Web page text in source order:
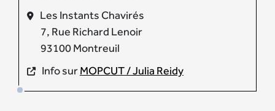
Les Instants Chavirés
7, Rue Richard Lenoir
93100 Montreuil
Info surMOPCUT / Julia Reidy